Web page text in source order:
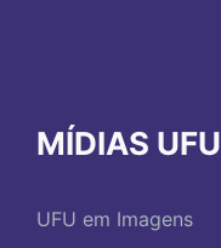
MÍDIAS UFU
UFU em Imagens